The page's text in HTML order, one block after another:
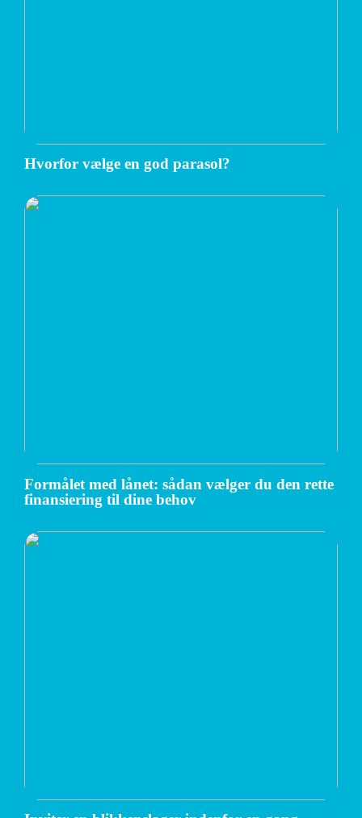
Hvorfor vælge en god parasol?
Formålet med lånet: sådan vælger du den rette
finansiering til dine behov